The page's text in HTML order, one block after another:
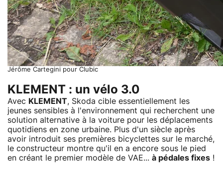
Jérôme Cartegini pour Clubic
KLEMENT : un vélo 3.0
Avec KLEMENT, Skoda cible essentiellement les
jeunes sensibles à l'environnement qui recherchent une
solution alternative à la voiture pour les déplacements
quotidiens en zone urbaine. Plus d'un siècle après
avoir introduit ses premières bicyclettes sur le marché,
le constructeur montre qu'il en a encore sous le pied
en créant le premier modèle de VAE... à pédales fixes !